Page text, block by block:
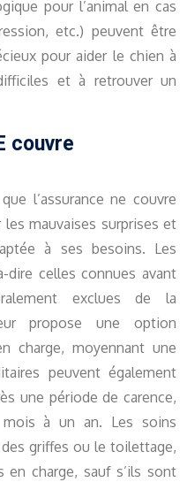
pour l’animal en cas
etc.) peuvent être
pour aider le chien à
et à retrouver un
couvre
l’assurance ne couvre
les mauvaises surprises et
à ses besoins. Les
dire celles connues avant
exclues de la
propose une option
charge, moyennant une
peuvent également
une période de carence,
à un an. Les soins
griffes ou le toilettage,
en charge, sauf s’ils sont